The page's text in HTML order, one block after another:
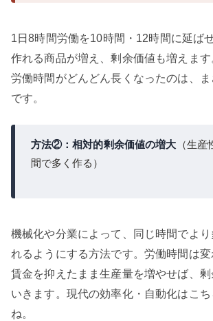
1日8時間労働を10時間・12時間に延ば
作れる商品が増え、剰余価値も増えま
労働時間がどんどん長くなったのは、
です。
方法②：相対的剰余価値の増大 （生
間で多く作る）
機械化や分業によって、同じ時間でよ
れるようにする方法です。労働時間は変
賃金を抑えたまま生産量を増やせば、
いきます。現代の効率化・自動化はこ
ね。